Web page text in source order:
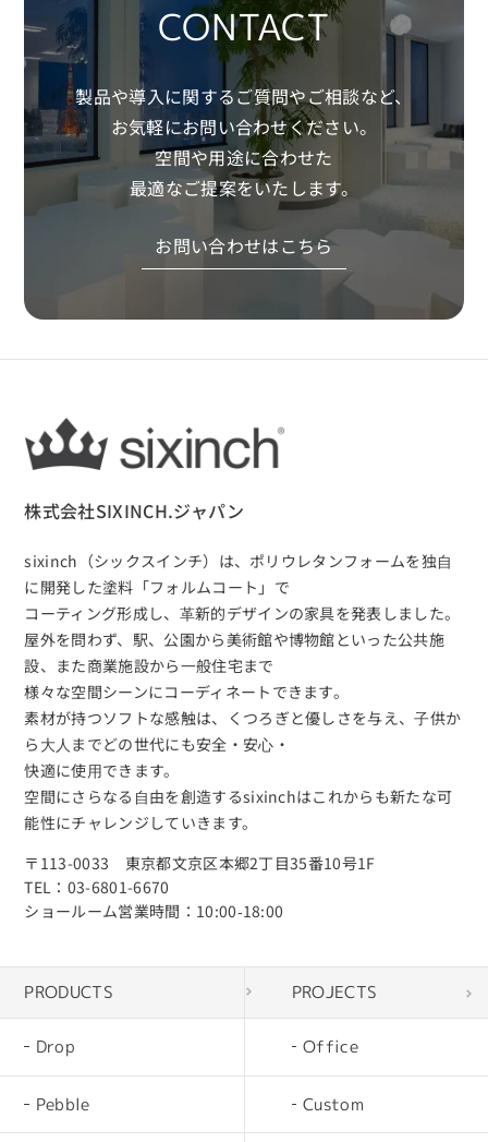
CONTACT
製品や導入に関するご質問やご相談など、
お気軽にお問い合わせください。
空間や用途に合わせた
最適なご提案をいたします。
お問い合わせはこちら
株式会社SIXINCH.ジャパン
sixinch（シックスインチ）は、 ポリウレタンフォームを独⾃
に開発した塗料「フォルムコート」で
コーティング形成し、⾰新的デザインの家具を発表しました。
屋外を問わず、駅、公園から美術館や博物館といった公共施
設、また商業施設から⼀般住宅まで
様々な空間シーンにコーディネートできます。
素材が持つソフトな感触は、くつろぎと優しさを与え、⼦供か
ら⼤⼈までどの世代にも安全・安⼼・
快適に使⽤できます。
空間にさらなる⾃由を創造するsixinchはこれからも新たな可
能性にチャレンジしていきます。
〒113-0033 東京都文京区本郷2丁目35番10号1F
TEL：03-6801-6670
ショールーム営業時間：10:00‐18:00
PRODUCTS
Drop
Pebble
PROJECTS
Office
Custom